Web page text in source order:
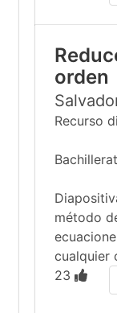
orden
Recurso
método
cualquier
23